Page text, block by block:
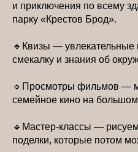
и приключения по всему
парку «Крестов Брод».
🔹Квизы — увлекательные
смекалку и знания об
🔹Просмотры фильмов —
семейное кино на
🔹Мастер-классы —
поделки, которые потом